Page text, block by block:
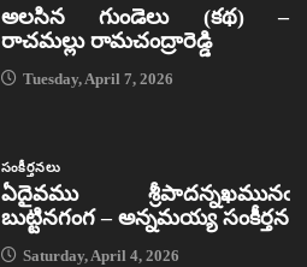
అలసిన గుండెలు (కథ) –
రాచమల్లు రామచంద్రారెడ్డి
Tuesday, April 7, 2026
సంకీర్తనలు
ఏదైవము శ్రీపాదన్నఖమునఁ
బుట్టినగంగ – అన్నమయ్య సంకీర్తన
Saturday, April 4, 2026